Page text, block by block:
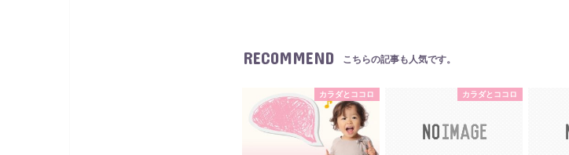
RECOMMEND こちらの記事も人気です。
カラダとココロ カラダとココロ